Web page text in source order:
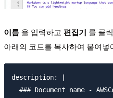
이름 을 입력하고 편집기 를 클
아래의 코드를 복사하여 붙여넣
description: |
### Document name -